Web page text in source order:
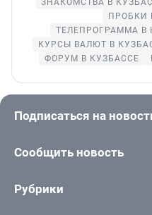
ПРОБКИ
ТЕЛЕПРОГРАММА В
КУРСЫ ВАЛЮТ В
ФОРУМ В КУЗБАССЕ
Подписаться на
Сообщить новость
Рубрики